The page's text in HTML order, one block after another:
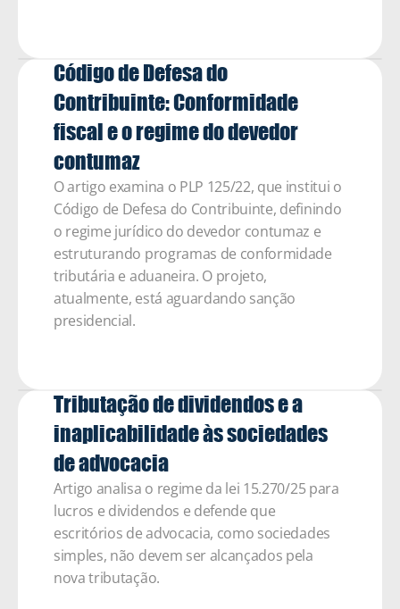
Código de Defesa do
Contribuinte: Conformidade
fiscal e o regime do devedor
contumaz
O artigo examina o PLP 125/22, que institui o
Código de Defesa do Contribuinte, definindo
o regime jurídico do devedor contumaz e
estruturando programas de conformidade
tributária e aduaneira. O projeto,
atualmente, está aguardando sanção
presidencial.
Tributação de dividendos e a
inaplicabilidade às sociedades
de advocacia
Artigo analisa o regime da lei 15.270/25 para
lucros e dividendos e defende que
escritórios de advocacia, como sociedades
simples, não devem ser alcançados pela
nova tributação.